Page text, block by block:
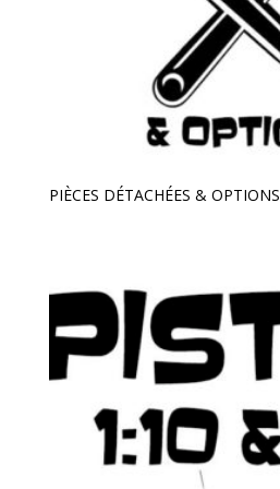
PIÈCES DÉTACHÉES & OPTIONS